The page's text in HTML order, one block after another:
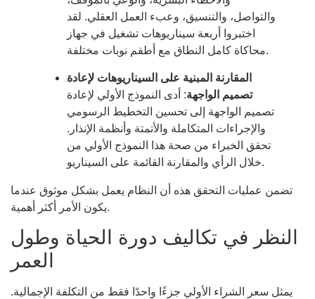
والتواصل، والتنسيق، وعبء العمل العقلي. لقد
اختبروا أربعة سيناريوهات تشغيل في جهاز
محاكاة كامل النطاق مع أطقم نوبات مختلفة.
المقارنة المبنية على السيناريوهات لإعادة
تصميم الواجهة: أدى النموذج الأولي لإعادة
تصميم الواجهة إلى تحسين التخطيط الرسومي
والإجراءات المتكاملة والأتمتة وأنظمة الإنذار.
تحقق الخبراء من صحة هذا النموذج الأولي من
خلال الرأي والمقارنة القائمة على السيناريو.
تضمن عمليات التحقق هذه أن النظام يعمل بشكل موثوق عندما
يكون الأمر أكثر أهمية.
النظر في تكاليف دورة الحياة وطول
العمر
يمثل سعر الشراء الأولي جزءًا واحدًا فقط من التكلفة الإجمالية.